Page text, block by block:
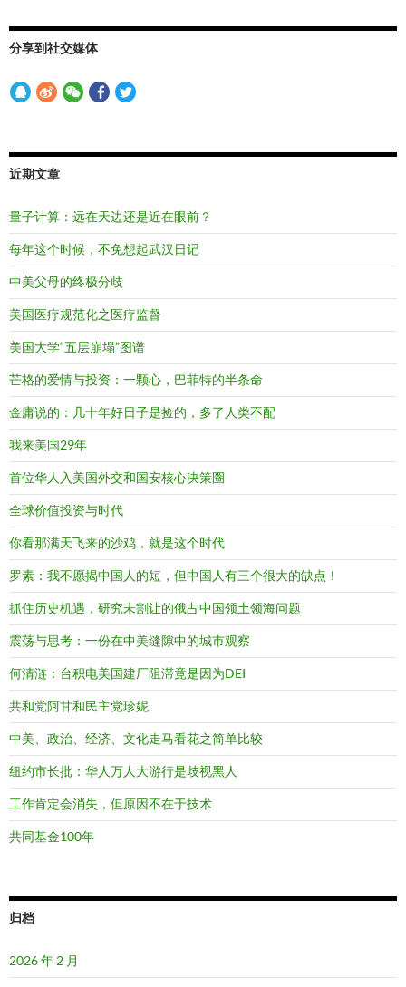
分享到社交媒体
近期文章
量子计算：远在天边还是近在眼前？
每年这个时候，不免想起武汉日记
中美父母的终极分歧
美国医疗规范化之医疗监督
美国大学“五层崩塌”图谱
芒格的爱情与投资：一颗心，巴菲特的半条命
金庸说的：几十年好日子是捡的，多了人类不配
我来美国29年
首位华人入美国外交和国安核心决策圈
全球价值投资与时代
你看那满天飞来的沙鸡，就是这个时代
罗素：我不愿揭中国人的短，但中国人有三个很大的缺点！
抓住历史机遇，研究未割让的俄占中国领土领海问题
震荡与思考：一份在中美缝隙中的城市观察
何清涟：台积电美国建厂阻滞竟是因为DEI
共和党阿甘和民主党珍妮
中美、政治、经济、文化走马看花之简单比较
纽约市长批：华人万人大游行是歧视黑人
工作肯定会消失，但原因不在于技术
共同基金100年
归档
2026 年 2 月